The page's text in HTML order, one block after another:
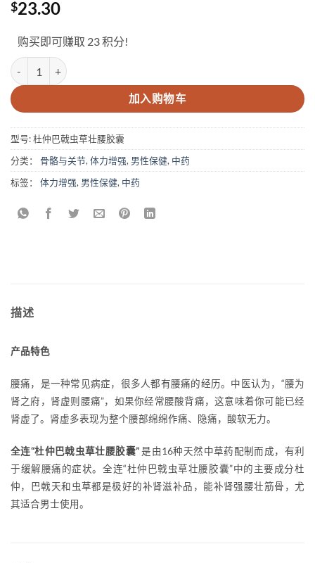
$23.30
购买即可赚取 23 积分!
Back Strengthening Capsules 数量
加入购物车
型号:杜仲巴戟虫草壮腰胶囊
分类： 骨骼与关节, 体力增强, 男性保健, 中药
标签： 体力增强, 男性保健, 中药
描述
产品特色
腰痛，是一种常见病症，很多人都有腰痛的经历。中医认为，“腰为
肾之府，肾虚则腰痛”，如果你经常腰酸背痛，这意味着你可能已经
肾虚了。肾虚多表现为整个腰部绵绵作痛、隐痛，酸软无力。
全连“杜仲巴戟虫草壮腰胶囊”是由16种天然中草药配制而成，有利
于缓解腰痛的症状。全连“杜仲巴戟虫草壮腰胶囊”中的主要成分杜
仲，巴戟天和虫草都是极好的补肾滋补品，能补肾强腰壮筋骨，尤
其适合男士使用。